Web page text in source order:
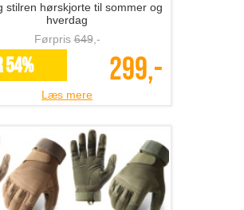
stilren hørskjorte til sommer og
hverdag
Førpris649,-
54% 299,-
Læs mere